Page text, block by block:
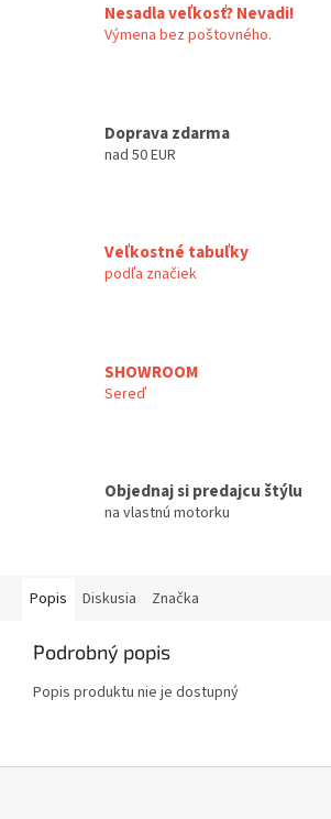
Nesadla veľkosť? Nevadi!
Výmena bez poštovného.
Doprava zdarma
nad 50 EUR
Veľkostné tabuľky
podľa značiek
SHOWROOM
Sereď
Objednaj si predajcu štýlu
na vlastnú motorku
Popis Diskusia Značka
Podrobný popis
Popis produktu nie je dostupný